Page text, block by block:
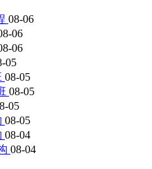
08-06
06
06
05
08-05
08-05
05
08-05
08-04
08-04